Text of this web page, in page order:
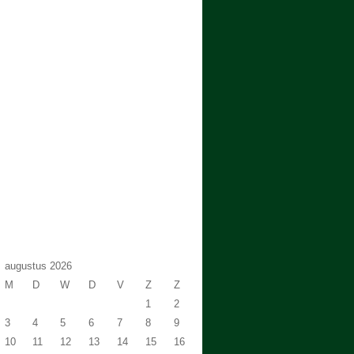
augustus 2026
M
D W D V Z
Z
1
2
3
4 5 6 7 8
9
10
11 12 13 14 15
16